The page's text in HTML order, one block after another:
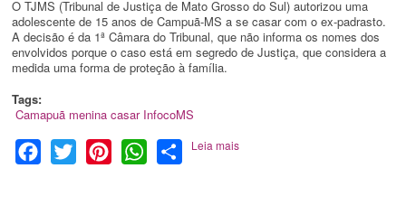
O TJMS (Tribunal de Justiça de Mato Grosso do Sul) autorizou uma
adolescente de 15 anos de Campuã-MS a se casar com o ex-padrasto.
A decisão é da 1ª Câmara do Tribunal, que não informa os nomes dos
envolvidos porque o caso está em segredo de Justiça, que considera a
medida uma forma de proteção à família.
Tags:
Camapuã menina casar InfocoMS
Facebook
Twitter PinterestWhatsApp
Share
Leia mais